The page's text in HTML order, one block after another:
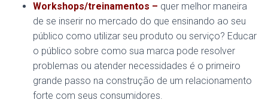
Workshops/treinamentos – quer melhor maneira
de se inserir no mercado do que ensinando ao seu
público como utilizar seu produto ou serviço? Educar
o público sobre como sua marca pode resolver
problemas ou atender necessidades é o primeiro
grande passo na construção de um relacionamento
forte com seus consumidores.